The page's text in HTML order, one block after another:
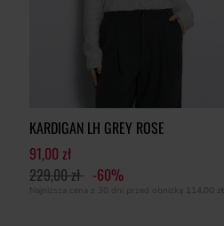
KARDIGAN LH GREY ROSE
91,00 zł
229,00 zł -60%
Najniższa cena z 30 dni przed obniżką 114,00 zł